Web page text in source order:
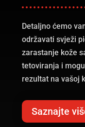
Detaljno ćemo
održavati svježi
zarastanje kože
tetoviranja i
rezultat na vašoj
Saznajte